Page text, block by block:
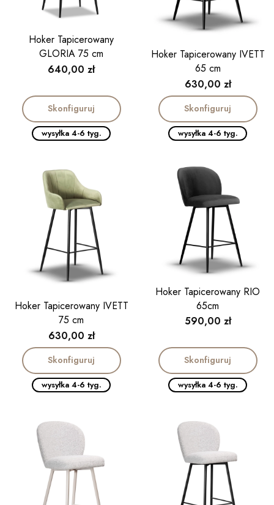
Hoker Tapicerowany
GLORIA 75 cm
Cena
640,00 zł
Skonfiguruj
wysyłka 4-6 tyg.
Hoker Tapicerowany IVETT
65 cm
Cena
630,00 zł
Skonfiguruj
wysyłka 4-6 tyg.
Hoker Tapicerowany IVETT
75 cm
Cena
630,00 zł
Skonfiguruj
wysyłka 4-6 tyg.
Hoker Tapicerowany RIO
65cm
Cena
590,00 zł
Skonfiguruj
wysyłka 4-6 tyg.